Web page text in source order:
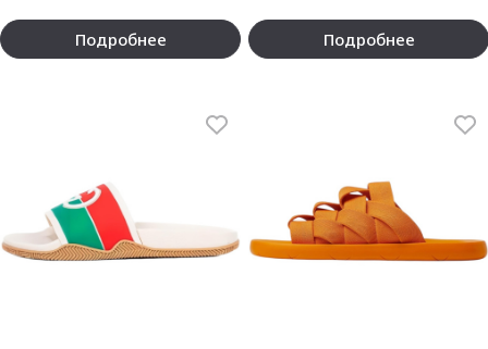
Подробнее Подробнее